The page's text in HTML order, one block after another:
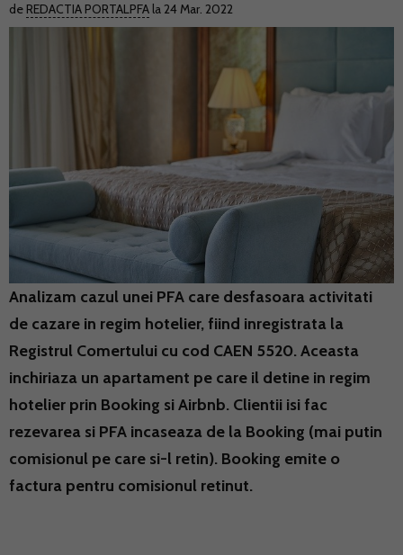
de REDACTIA PORTALPFA la 24 Mar. 2022
Analizam cazul unei PFA care desfasoara activitati
de cazare in regim hotelier, fiind inregistrata la
Registrul Comertului cu cod CAEN 5520. Aceasta
inchiriaza un apartament pe care il detine in regim
hotelier prin Booking si Airbnb. Clientii isi fac
rezevarea si PFA incaseaza de la Booking (mai putin
comisionul pe care si-l retin). Booking emite o
factura pentru comisionul retinut.